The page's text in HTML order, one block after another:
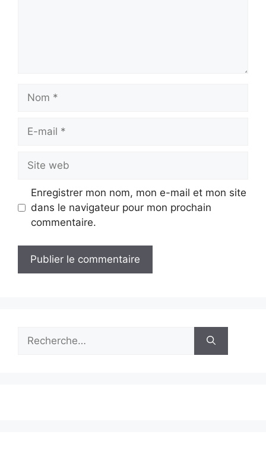
Nom
Site
web
Enregistrer mon nom, mon e-mail et mon site
dans le navigateur pour mon prochain
commentaire.